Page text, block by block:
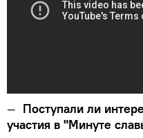
— Поступали ли
участия в "Минуте